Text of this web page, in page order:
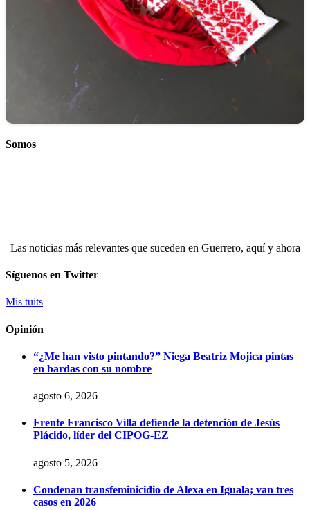
Somos
Las noticias más relevantes que suceden en Guerrero, aquí y ahora
Síguenos en Twitter
Mis tuits
Opinión
“¿Me han visto pintando?” Niega Beatriz Mojica pintas
en bardas con su nombre
agosto 6, 2026
Frente Francisco Villa defiende la detención de Jesús
Plácido, líder del CIPOG-EZ
agosto 5, 2026
Condenan transfeminicidio de Alexa en Iguala; van tres
casos en 2026